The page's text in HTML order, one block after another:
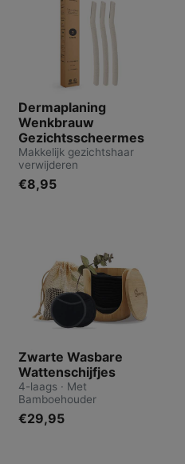
Dermaplaning
Wenkbrauw
Gezichtsscheermes
Makkelijk gezichtshaar
verwijderen
€8,95
Zwarte Wasbare
Wattenschijfjes
4-laags · Met
Bamboehouder
€29,95